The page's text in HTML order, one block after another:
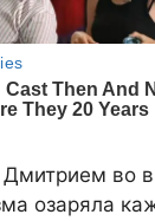
во
озаряла